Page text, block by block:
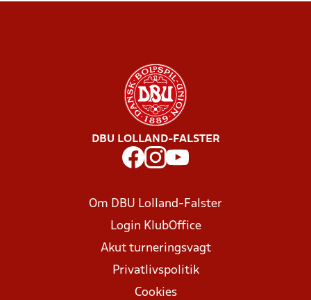
DBU LOLLAND-FALSTER
Om DBU Lolland-Falster
Login KlubOffice
Akut turneringsvagt
Privatlivspolitik
Cookies